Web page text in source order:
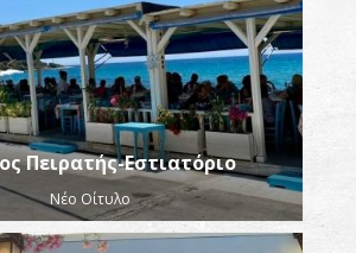
Πειρατής-Εστιατόριο
Νέο Οίτυλο